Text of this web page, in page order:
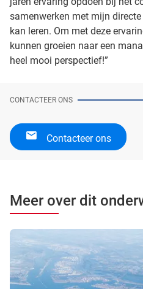
samenwerken met mijn
kan leren. Om met deze
kunnen groeien naar een
heel mooi perspectief!”
CONTACTEER ONS
Contacteer ons
Meer over dit